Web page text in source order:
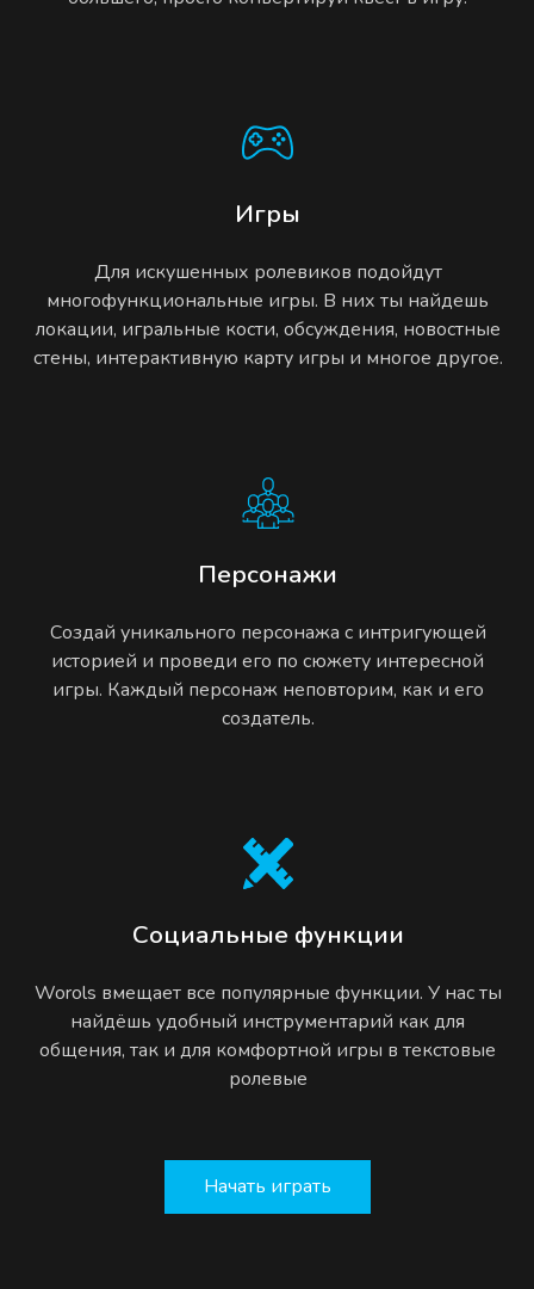
Игры
Для искушенных ролевиков подойдут
многофункциональные игры. В них ты найдешь
локации, игральные кости, обсуждения, новостные
стены, интерактивную карту игры и многое другое.
Персонажи
Создай уникального персонажа с интригующей
историей и проведи его по сюжету интересной
игры. Каждый персонаж неповторим, как и его
создатель.
Социальные функции
Worols вмещает все популярные функции. У нас ты
найдёшь удобный инструментарий как для
общения, так и для комфортной игры в текстовые
ролевые
Начать играть